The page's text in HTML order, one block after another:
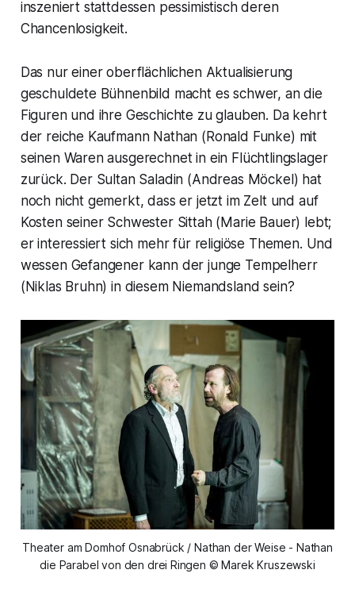
inszeniert stattdessen pessimistisch deren
Chancenlosigkeit.
Das nur einer oberflächlichen Aktualisierung
geschuldete Bühnenbild macht es schwer, an die
Figuren und ihre Geschichte zu glauben. Da kehrt
der reiche Kaufmann Nathan (Ronald Funke) mit
seinen Waren ausgerechnet in ein Flüchtlingslager
zurück. Der Sultan Saladin (Andreas Möckel) hat
noch nicht gemerkt, dass er jetzt im Zelt und auf
Kosten seiner Schwester Sittah (Marie Bauer) lebt;
er interessiert sich mehr für religiöse Themen. Und
wessen Gefangener kann der junge Tempelherr
(Niklas Bruhn) in diesem Niemandsland sein?
Theater am Domhof Osnabrück / Nathan der Weise - Nathan
die Parabel von den drei Ringen © Marek Kruszewski